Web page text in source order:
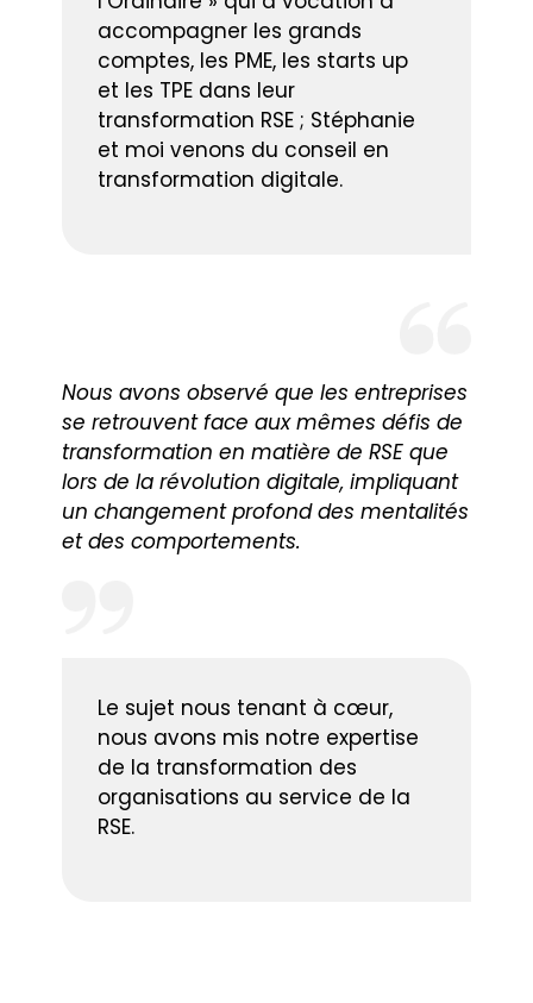
accompagner les grands
comptes, les PME, les starts up
et les TPE dans leur
transformation RSE ; Stéphanie
et moi venons du conseil en
transformation digitale.
Nous avons observé que les entreprises
se retrouvent face aux mêmes défis de
transformation en matière de RSE que
lors de la révolution digitale, impliquant
un changement profond des mentalités
et des comportements.
Le sujet nous tenant à cœur,
nous avons mis notre expertise
de la transformation des
organisations au service de la
RSE.